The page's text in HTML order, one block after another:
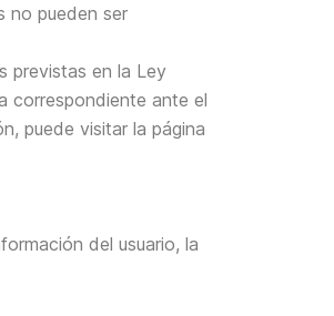
no pueden ser
previstas en la Ley
correspondiente ante el
puede visitar la página
del usuario, la